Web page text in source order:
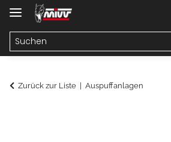
Zurück zur Liste Auspuffanlagen